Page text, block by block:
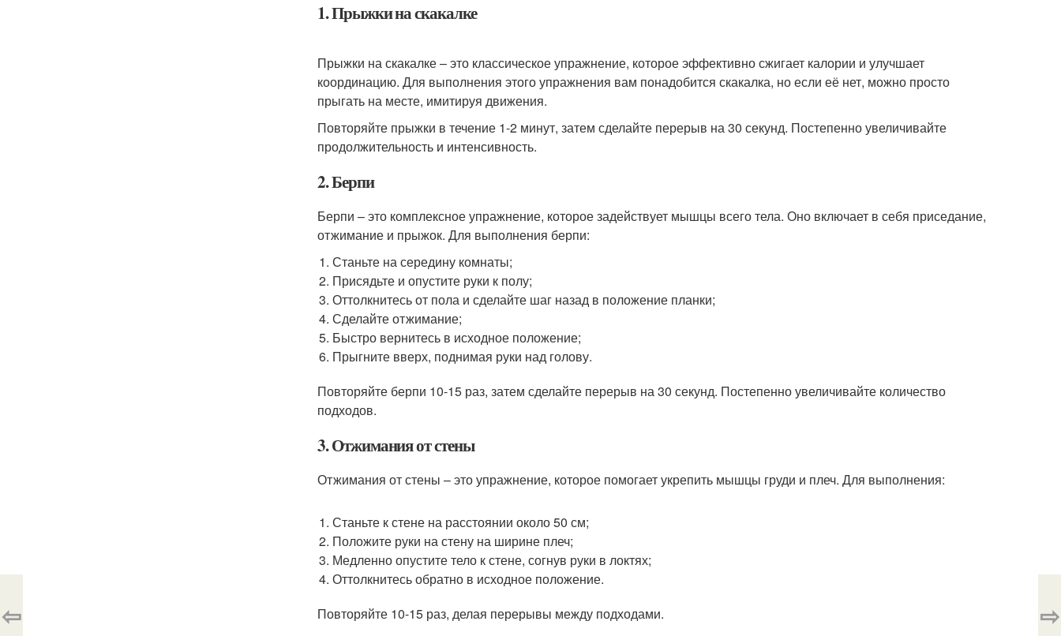
1. Прыжки на скакалке
Прыжки на скакалке – это классическое упражнение, которое эффективно сжигает калории и улучшает
координацию. Для выполнения этого упражнения вам понадобится скакалка, но если её нет, можно просто
прыгать на месте, имитируя движения.
Повторяйте прыжки в течение 1-2 минут, затем сделайте перерыв на 30 секунд. Постепенно увеличивайте
продолжительность и интенсивность.
2. Берпи
Берпи – это комплексное упражнение, которое задействует мышцы всего тела. Оно включает в себя приседание,
отжимание и прыжок. Для выполнения берпи:
Станьте на середину комнаты;
Присядьте и опустите руки к полу;
Оттолкнитесь от пола и сделайте шаг назад в положение планки;
Сделайте отжимание;
Быстро вернитесь в исходное положение;
Прыгните вверх, поднимая руки над голову.
Повторяйте берпи 10-15 раз, затем сделайте перерыв на 30 секунд. Постепенно увеличивайте количество
подходов.
3. Отжимания от стены
Отжимания от стены – это упражнение, которое помогает укрепить мышцы груди и плеч. Для выполнения:
Станьте к стене на расстоянии около 50 см;
Положите руки на стену на ширине плеч;
Медленно опустите тело к стене, согнув руки в локтях;
Оттолкнитесь обратно в исходное положение.
Повторяйте 10-15 раз, делая перерывы между подходами.
⇦ ⇨